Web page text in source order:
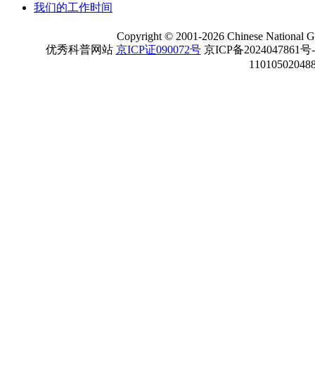
我们的工作时间
Copyright ©2001-2026 Chinese National
优秀科普网站 京ICP证090072号京ICP备2024047861